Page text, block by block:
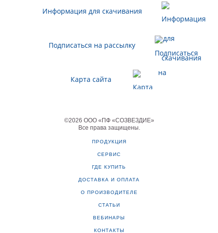
Информация для скачивания
Подписаться на рассылку
Карта сайта
©2026 ООО «ПФ «СОЗВЕЗДИЕ»
Все права защищены.
ПРОДУКЦИЯ
СЕРВИС
ГДЕ КУПИТЬ
ДОСТАВКА И ОПЛАТА
О ПРОИЗВОДИТЕЛЕ
СТАТЬИ
ВЕБИНАРЫ
КОНТАКТЫ